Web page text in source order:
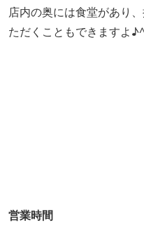
店内の奥には食堂があり
ただくこともできますよ
営業時間